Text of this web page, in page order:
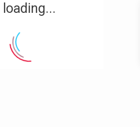
loading...